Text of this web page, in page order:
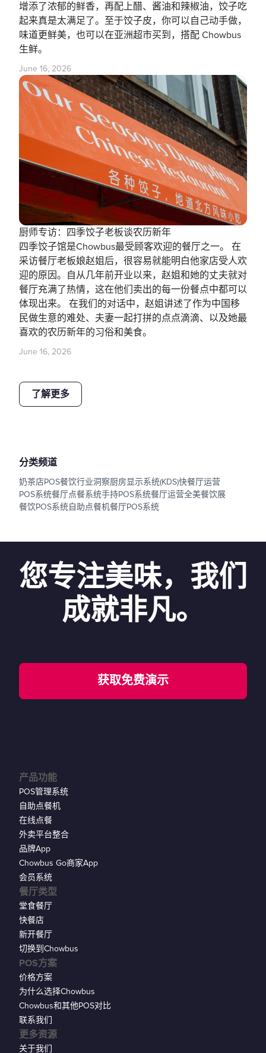
增添了浓郁的鲜香，再配上醋、酱油和辣椒油，饺子吃
起来真是太满足了。至于饺子皮，你可以自己动手做，
味道更鲜美，也可以在亚洲超市买到，搭配 Chowbus
生鲜。
June 16, 2026
厨师专访：四季饺子老板谈农历新年
四季饺子馆是Chowbus最受顾客欢迎的餐厅之一。 在
采访餐厅老板娘赵姐后，很容易就能明白他家店受人欢
迎的原因。自从几年前开业以来，赵姐和她的丈夫就对
餐厅充满了热情，这在他们卖出的每一份餐点中都可以
体现出来。 在我们的对话中，赵姐讲述了作为中国移
民做生意的难处、夫妻一起打拼的点点滴滴、以及她最
喜欢的农历新年的习俗和美食。
June 16, 2026
了解更多
分类频道
奶茶店POS餐饮行业洞察厨房显示系统(KDS)快餐厅运营
POS系统餐厅点餐系统手持POS系统餐厅运营全美餐饮展
餐饮POS系统自助点餐机餐厅POS系统
您专注美味，我们
成就非凡。
获取免费演示
产品功能
POS管理系统
自助点餐机
在线点餐
外卖平台整合
品牌App
Chowbus Go商家App
会员系统
餐厅类型
堂食餐厅
快餐店
新开餐厅
切换到Chowbus
POS方案
价格方案
为什么选择Chowbus
Chowbus和其他POS对比
联系我们
更多资源
关于我们